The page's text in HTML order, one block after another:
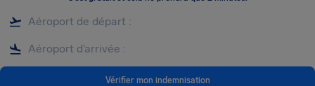
Vérifier mon indemnisation